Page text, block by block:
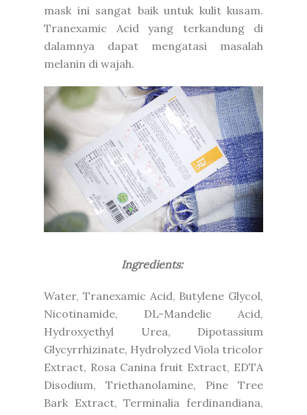
mask ini sangat baik untuk kulit kusam.
Tranexamic Acid yang terkandung di
dalamnya dapat mengatasi masalah
melanin di wajah.
Ingredients:
Water, Tranexamic Acid, Butylene Glycol,
Nicotinamide, DL-Mandelic Acid,
Hydroxyethyl Urea, Dipotassium
Glycyrrhizinate, Hydrolyzed Viola tricolor
Extract, Rosa Canina fruit Extract, EDTA
Disodium, Triethanolamine, Pine Tree
Bark Extract, Terminalia ferdinandiana,